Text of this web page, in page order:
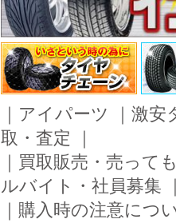
｜ アイパーツ ｜ 激安
取・査定 ｜
｜ 買取販売・売って
ルバイト・社員募集
｜ 購入時の注意につ